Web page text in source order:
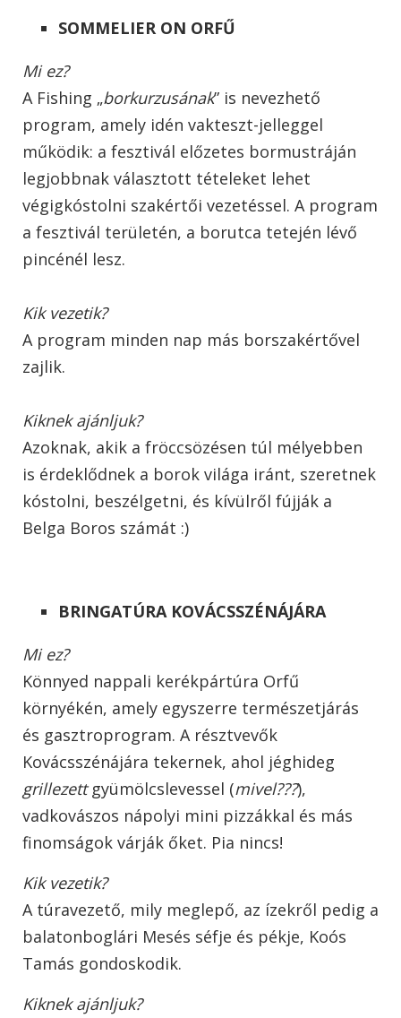
SOMMELIER ON ORFŰ
Mi ez?
A Fishing „borkurzusának” is nevezhető
program, amely idén vakteszt-jelleggel
működik: a fesztivál előzetes bormustráján
legjobbnak választott tételeket lehet
végigkóstolni szakértői vezetéssel. A program
a fesztivál területén, a borutca tetején lévő
pincénél lesz.
Kik vezetik?
A program minden nap más borszakértővel
zajlik.
Kiknek ajánljuk?
Azoknak, akik a fröccsözésen túl mélyebben
is érdeklődnek a borok világa iránt, szeretnek
kóstolni, beszélgetni, és kívülről fújják a
Belga Boros számát :)
BRINGATÚRA KOVÁCSSZÉNÁJÁRA
Mi ez?
Könnyed nappali kerékpártúra Orfű
környékén, amely egyszerre természetjárás
és gasztroprogram. A résztvevők
Kovácsszénájára tekernek, ahol jéghideg
grillezettgyümölcslevessel (mivel???),
vadkovászos nápolyi mini pizzákkal és más
finomságok várják őket. Pia nincs!
Kik vezetik?
A túravezető, mily meglepő, az ízekről pedig a
balatonboglári Mesés séfje és pékje, Koós
Tamás gondoskodik.
Kiknek ajánljuk?